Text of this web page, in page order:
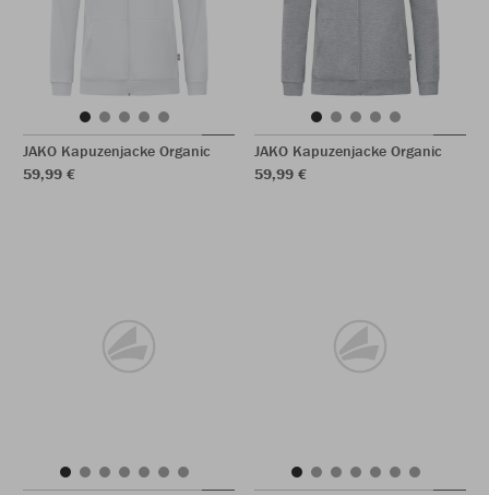
JAKO Kapuzenjacke Organic
59,99 €
JAKO Kapuzenjacke Organic
59,99 €